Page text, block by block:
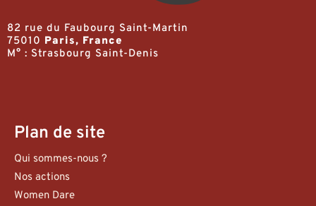
82 rue du Faubourg Saint-Martin
75010 Paris, France
M° : Strasbourg Saint-Denis
Plan de site
Qui sommes-nous ?
Nos actions
Women Dare